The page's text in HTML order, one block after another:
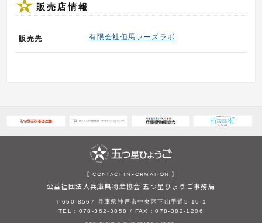
販売店情報
販売先 有限会社但馬フーズラボ
【 CONTACT INFORMATION 】
公益社団法人兵庫県物産協会 五つ星ひょうご事務局
〒650-8567 兵庫県神戸市中央区下山手通5-10-1
TEL：078-362-3858 / FAX：078-382-1206